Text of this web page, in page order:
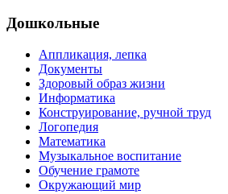
Дошкольные
Аппликация, лепка
Документы
Здоровый образ жизни
Информатика
Конструирование, ручной труд
Логопедия
Математика
Музыкальное воспитание
Обучение грамоте
Окружающий мир